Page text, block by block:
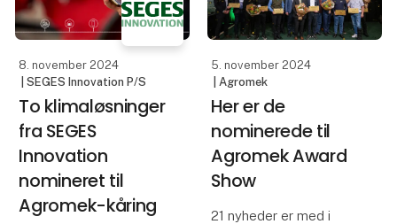
klimaværktøjet
ESGreenTool måle d
8. november 2024
| SEGES Innovation P/S
To klimaløsninger
fra SEGES
Innovation
nomineret til
Agromek-kåring
5. november 2024
| Agromek
Her er de
nominerede til
Agromek Award
Show
21 nyheder er med i